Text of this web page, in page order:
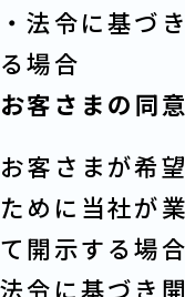
・法令に基づ
る場合
お客さまの同
お客さまが希
ために当社が
て開示する場合
法令に基づき